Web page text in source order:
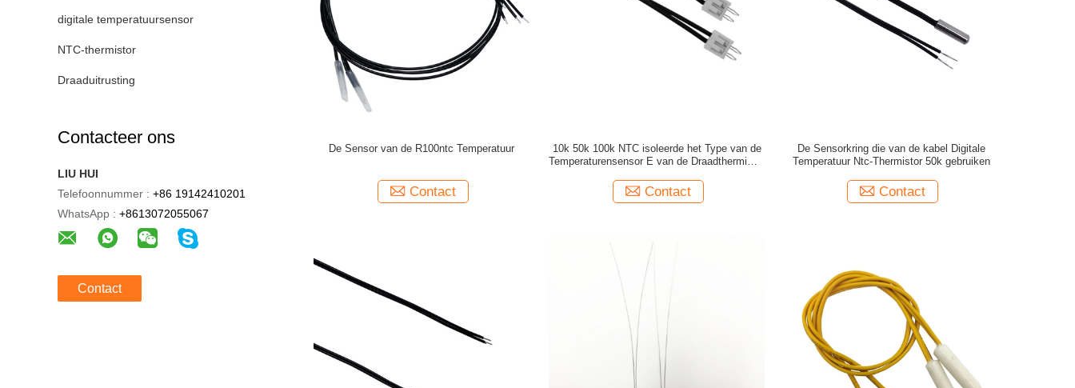
digitale temperatuursensor
NTC-thermistor
Draaduitrusting
Contacteer ons
LIU HUI
Telefoonnummer : +86 19142410201
WhatsApp : +8613072055067
Contact
De Sensor van de R100ntc Temperatuur
Contact
10k 50k 100k NTC isoleerde het Type van de
Temperaturensensor E van de Draadthermistor
Contact
De Sensorkring die van de kabel Digitale
Temperatuur Ntc-Thermistor 50k gebruiken
Contact